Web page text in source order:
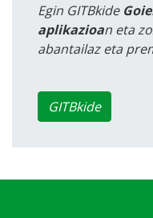
Egin GITBkide
aplikazioan eta
abantailaz eta
GITBkide